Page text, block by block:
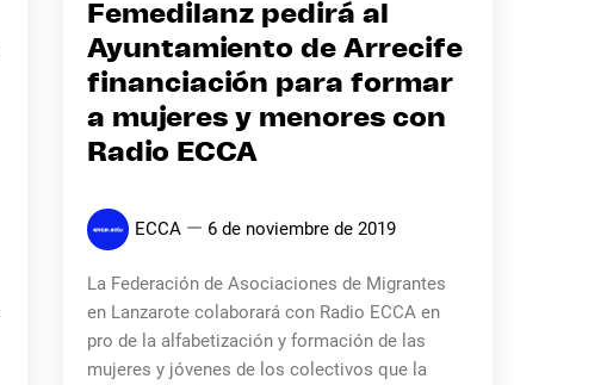
Femedilanz pedirá al
Ayuntamiento de Arrecife
financiación para formar
a mujeres y menores con
Radio ECCA
ECCA 6 de noviembre de 2019
La Federación de Asociaciones de Migrantes
en Lanzarote colaborará con Radio ECCA en
pro de la alfabetización y formación de las
mujeres y jóvenes de los colectivos que la